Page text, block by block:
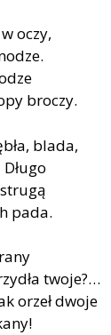
oczy,
bro­czy.
bla­da,
pada.
two­je?…
orzeł dwo­je